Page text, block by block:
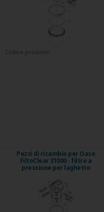
Codice prodotto:
Pezzi di ricambio per Oase
FiltoClear 31000 - filtro a
pressione per laghetto